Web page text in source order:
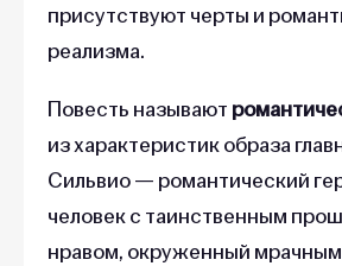
присутствуют черты и
реализма.
Повесть называют
из характеристик образа
Сильвио— романтический
человек с таинственным
нравом, окруженный